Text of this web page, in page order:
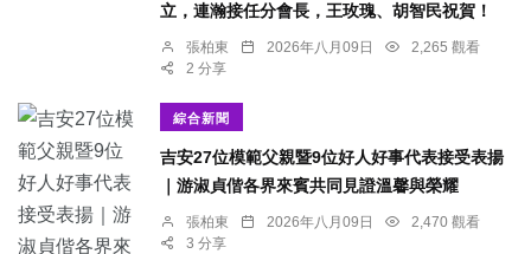
立，連瀚接任分會長，王玫瑰、胡智民祝賀！
張柏東 2026年八月09日
2,265 觀看
2 分享
綜合新聞
吉安27位模範父親暨9位好人好事代表接受表揚
｜游淑貞偕各界來賓共同見證溫馨與榮耀
張柏東 2026年八月09日
2,470 觀看
3 分享